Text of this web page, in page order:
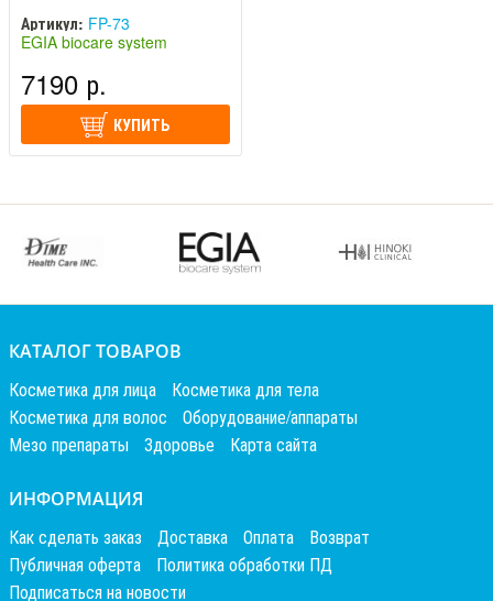
Артикул: FP-73
EGIA biocare system
7190 р.
КУПИТЬ
КАТАЛОГ ТОВАРОВ
Косметика для лица
Косметика для тела
Косметика для волос
Оборудование/аппараты
Мезо препараты
Здоровье Карта сайта
ИНФОРМАЦИЯ
Как сделать заказ Доставка Оплата
Возврат
Публичная оферта
Политика обработки ПД
Подписаться на новости